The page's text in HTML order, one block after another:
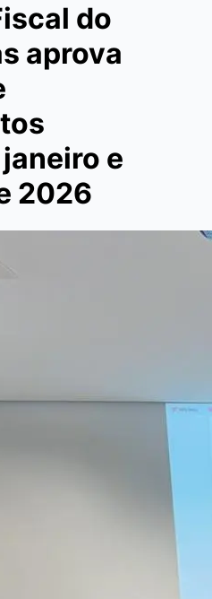
do
aprova
e
2026